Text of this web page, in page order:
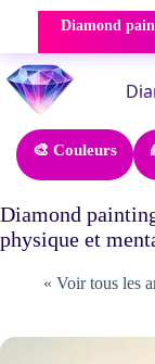
Diamond
Passer
au
contenu
🎨 Couleurs
Diamond
physique et
« Voir tous les